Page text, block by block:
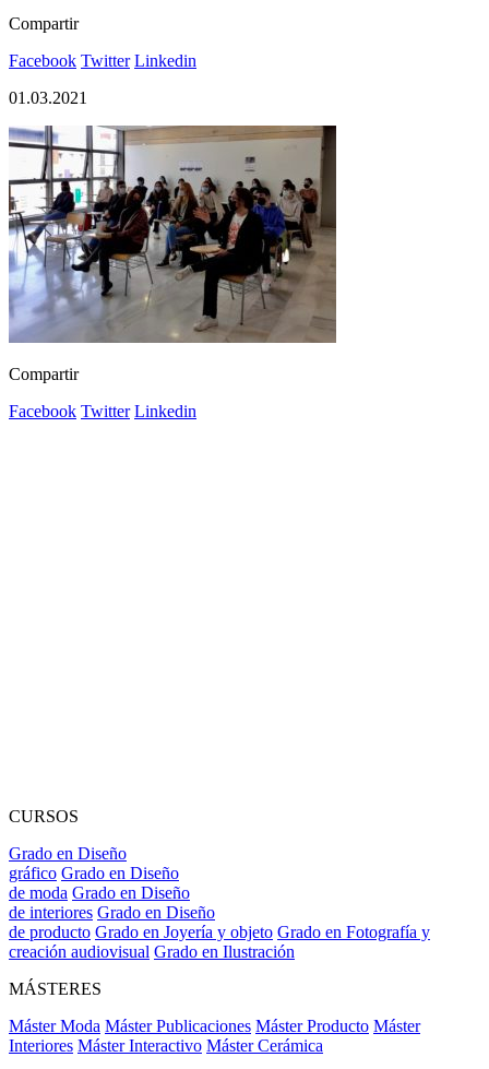
Compartir
Facebook Twitter Linkedin
01.03.2021
Compartir
Facebook Twitter Linkedin
CURSOS
Grado en Diseño
gráfico Grado en Diseño
de moda Grado en Diseño
de interiores Grado en Diseño
de producto Grado en Joyería y objeto Grado en Fotografía y
creación audiovisual Grado en Ilustración
MÁSTERES
Máster Moda Máster Publicaciones Máster Producto Máster
Interiores Máster Interactivo Máster Cerámica